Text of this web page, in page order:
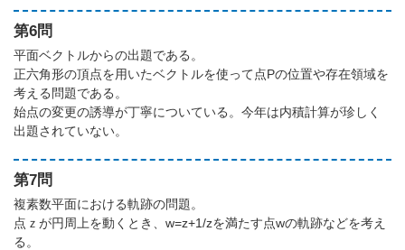
第6問
平面ベクトルからの出題である。
正六角形の頂点を用いたベクトルを使って点Pの位置や存在領域を
考える問題である。
始点の変更の誘導が丁寧についている。今年は内積計算が珍しく
出題されていない。
第7問
複素数平面における軌跡の問題。
点ｚが円周上を動くとき、w=z+1/zを満たす点wの軌跡などを考え
る。